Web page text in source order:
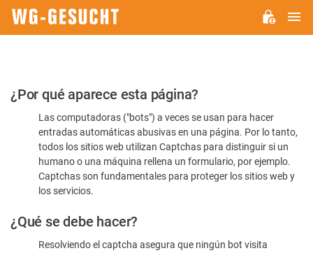
Por
favor,
confirme
humano
¿Por qué aparece esta página?
Las computadoras ("bots") a veces se usan para hacer
entradas automáticas abusivas en una página. Por lo tanto,
todos los sitios web utilizan Captchas para distinguir si un
humano o una máquina rellena un formulario, por ejemplo.
Captchas son fundamentales para proteger los sitios web y
los servicios.
¿Qué se debe hacer?
Resolviendo el captcha asegura que ningún bot visita